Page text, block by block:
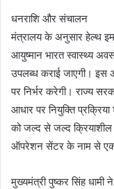
धनराशि और संचालन
मंत्रालय के अनुसार हेल्थ
आयुष्मान भारत स्वास्थ्य
उपलब्ध कराई जाएगी। इस
पर निर्भर करेगी। राज्य
आधार पर नियुक्ति
को जल्द से जल्द क्रियाशील
ऑपरेशन सेंटर के नाम से एक
मुख्यमंत्री पुष्कर सिंह धामी